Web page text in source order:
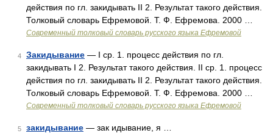
действия по гл. закидывать II 2. Результат такого действия.
Толковый словарь Ефремовой. Т. Ф. Ефремова. 2000 …
Современный толковый словарь русского языка Ефремовой
4 Закидывание — I ср. 1. процесс действия по гл.
закидывать I 2. Результат такого действия. II ср. 1. процесс
действия по гл. закидывать II 2. Результат такого действия.
Толковый словарь Ефремовой. Т. Ф. Ефремова. 2000 …
Современный толковый словарь русского языка Ефремовой
5 закидывание — зак идывание, я …